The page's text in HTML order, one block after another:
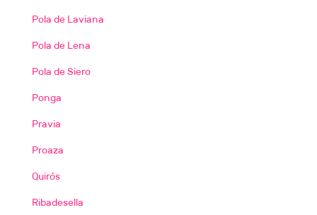
Pola de Laviana
Pola de Lena
Pola de Siero
Ponga
Pravia
Proaza
Quirós
Ribadesella